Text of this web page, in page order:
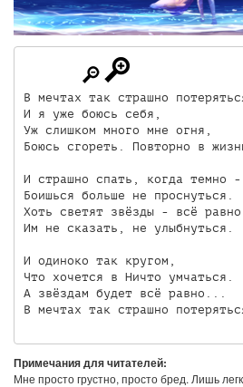
В мечтах так страшно
И я уже боюсь себя,
Уж слишком много мне огня,
Боюсь сгореть. Повторно в
И страшно спать, когда темно -
Боишься больше не проснуться.
Хоть светят звёзды - всё
Им не сказать, не улыбнуться.
И одиноко так кругом,
Что хочется в Ничто умчаться.
А звёздам будет всё равно...
В мечтах так страшно
Примечания для читателей:
Мне просто грустно, просто бред. Лишь